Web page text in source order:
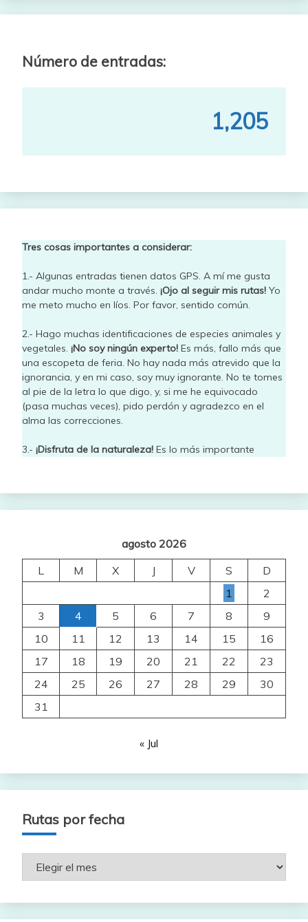
Número de entradas:
1,205
Tres cosas importantes a considerar:
1.- Algunas entradas tienen datos GPS. A mí me gusta
andar mucho monte a través. ¡Ojo al seguir mis rutas! Yo
me meto mucho en líos. Por favor, sentido común.
2.- Hago muchas identificaciones de especies animales y
vegetales. ¡No soy ningún experto! Es más, fallo más que
una escopeta de feria. No hay nada más atrevido que la
ignorancia, y en mi caso, soy muy ignorante. No te tomes
al pie de la letra lo que digo, y, si me he equivocado
(pasa muchas veces), pido perdón y agradezco en el
alma las correcciones.
3.- ¡Disfruta de la naturaleza! Es lo más importante
agosto 2026
L
M X J V S
D
1
2
3
4 5 6 7 8
9
10
11 12 13 14 15
16
17
18 19 20 21 22
23
24
25 26 27 28 29
30
31
« Jul
Rutas por fecha
Rutas
por